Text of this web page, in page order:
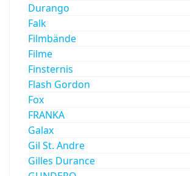
Durango
Falk
Filmbände
Filme
Finsternis
Flash Gordon
Fox
FRANKA
Galax
Gil St. Andre
Gilles Durance